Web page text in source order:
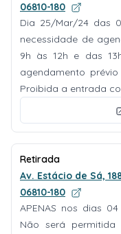
06810-180
Dia 25/Mar/24 das
necessidade de
9h às 12h e das
agendamento
Proibida a entrada
Retirada
Av. Estácio de Sá,
06810-180
APENAS nos dias
Não será